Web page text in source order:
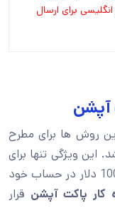
برای ارسال
آپشن
روش ها برای مطرح
این ویژگی تنها برای
معامله گرانی در دسترس است که حداقل 100 دلار در حساب خود
کار پاکت آپشن قرار